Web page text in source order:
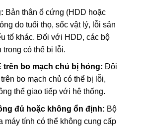
Bản thân ổ cứng (HDD hoặc
do tuổi thọ, sốc vật lý, lỗi sản
tố khác. Đối với HDD, các bộ
trong có thể bị lỗi.
trên bo mạch chủ bị hỏng: Đôi
bo mạch chủ có thể bị lỗi,
thể giao tiếp với hệ thống.
đủ hoặc không ổn định: Bộ
máy tính có thể không cung cấp